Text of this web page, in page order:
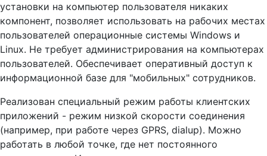
установки на компьютер пользователя никаких
компонент, позволяет использовать на рабочих местах
пользователей операционные системы Windows и
Linux. Не требует администрирования на компьютерах
пользователей. Обеспечивает оперативный доступ к
информационной базе для "мобильных" сотрудников.
Реализован специальный режим работы клиентских
приложений - режим низкой скорости соединения
(например, при работе через GPRS, dialup). Можно
работать в любой точке, где нет постоянного